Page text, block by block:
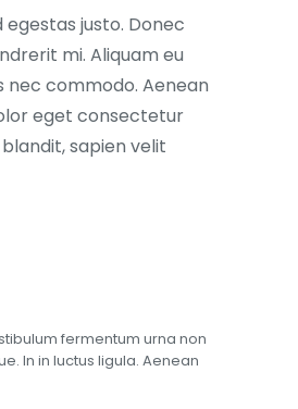
justo. Donec
mi. Aliquam eu
nec commodo. Aenean
eget consectetur
sapien velit
fermentum urna non
In in luctus ligula. Aenean